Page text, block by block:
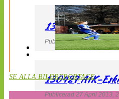
130427 LdB FC
Publicerad 27 April 2013,
130427 AIK-
Publicerad 27 April 2013,
SE ALLA BILDREPORTAGE